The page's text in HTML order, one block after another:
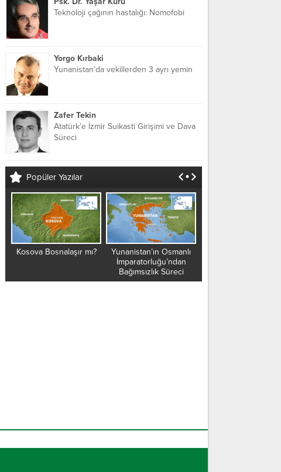
Teknoloji çağının hastalığı: Nomofobi
Yorgo Kırbaki
Yunanistan’da vekillerden 3 ayrı yemin
Zafer Tekin
Atatürk’e İzmir Suikasti Girişimi ve Dava
Süreci
Popüler Yazılar
Kosova Bosnalaşır mı?
Yunanistan’ın Osmanlı
İmparatorluğu’ndan
Bağımsızlık Süreci